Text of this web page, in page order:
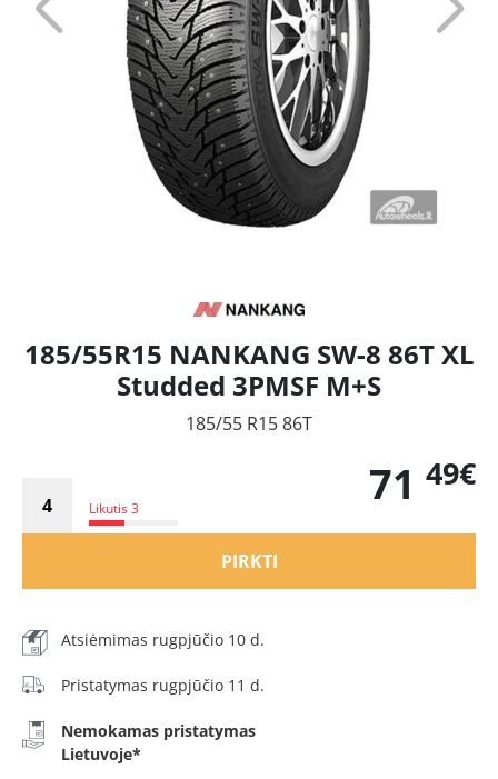
185/55R15 NANKANG SW-8 86T XL
Studded 3PMSF M+S
185/55 R15 86T
Likutis 3 71 49€
PIRKTI
Atsiėmimas rugpjūčio 10 d.
Pristatymas rugpjūčio 11 d.
Nemokamas pristatymas
Lietuvoje*